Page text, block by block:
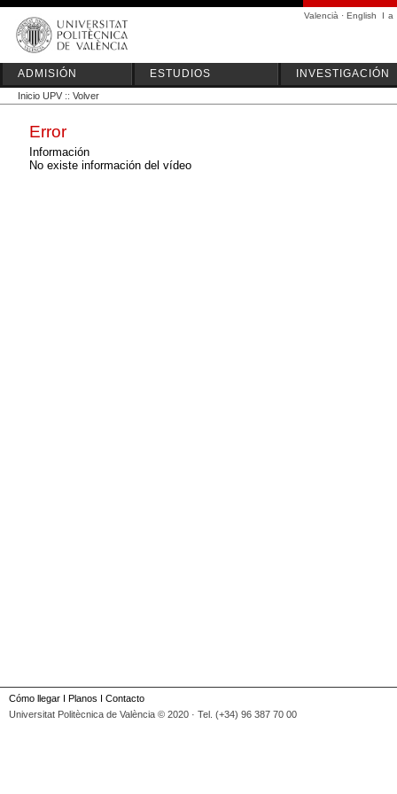
Valencià · English I a
ADMISIÓN ESTUDIOS INVESTIGACIÓN
Inicio UPV :: Volver
Error
Información
No existe información del vídeo
Cómo llegar I Planos I Contacto
Universitat Politècnica de València © 2020 · Tel. (+34) 96 387 70 00